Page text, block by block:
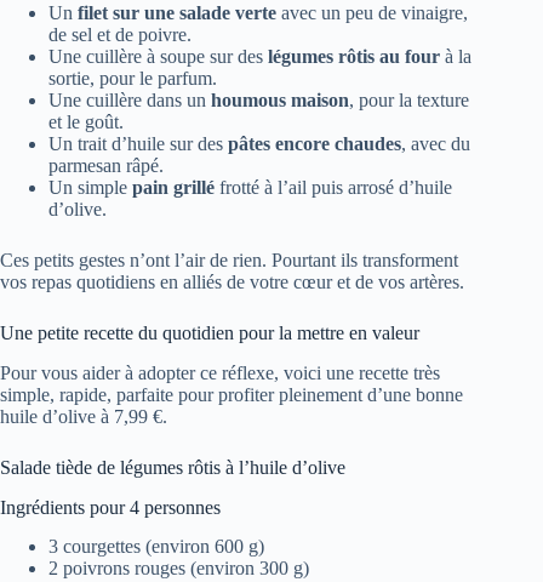
Un filet sur une salade verte avec un peu de vinaigre,
de sel et de poivre.
Une cuillère à soupe sur des légumes rôtis au four à la
sortie, pour le parfum.
Une cuillère dans un houmous maison, pour la texture
et le goût.
Un trait d’huile sur des pâtes encore chaudes, avec du
parmesan râpé.
Un simple pain grillé frotté à l’ail puis arrosé d’huile
d’olive.
Ces petits gestes n’ont l’air de rien. Pourtant ils transforment
vos repas quotidiens en alliés de votre cœur et de vos artères.
Une petite recette du quotidien pour la mettre en valeur
Pour vous aider à adopter ce réflexe, voici une recette très
simple, rapide, parfaite pour profiter pleinement d’une bonne
huile d’olive à 7,99 €.
Salade tiède de légumes rôtis à l’huile d’olive
Ingrédients pour 4 personnes
3 courgettes (environ 600 g)
2 poivrons rouges (environ 300 g)